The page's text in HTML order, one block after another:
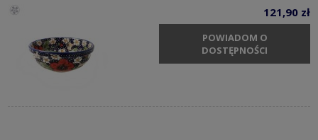
121,90 zł
POWIADOM O
DOSTĘPNOŚCI